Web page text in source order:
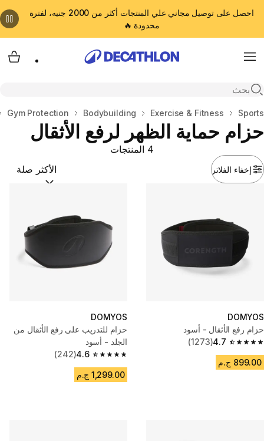
احصل على توصيل مجاني علي المنتجات أكثر من 2000 جنيه، لفترة
محدودة 🔥
Menu
Open search
المنزل
Sports
Exercise & Fitness
Bodybuilding
Gym Protection
حزام حماية الظهر لرفع الأثقال
إخفاء الفلاتر
4 المنتجات
ترتيب حسب:
DOMYOS
حزام رفع الأثقال - أسود
4.7
4.7 out of 5 stars from 1273 reviews
(1273)
899.00 ج.م
DOMYOS
حزام للتدريب على رفع الأثقال من
الجلد - أسود
4.6
4.6 out of 5 stars from 242 reviews
(242)
1,299.00 ج.م